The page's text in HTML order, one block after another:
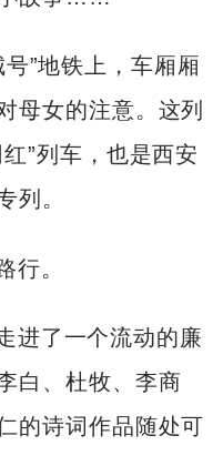
”地铁上，车厢厢
母女的注意。这列
”列车，也是西安
列。
行。
进了一个流动的廉
白、杜牧、李商
的诗词作品随处可